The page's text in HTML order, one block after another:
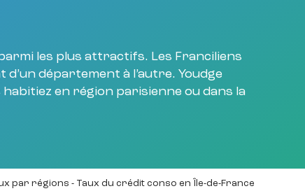
les plus attractifs. Les Franciliens
département à l’autre. Youdge
en région parisienne ou dans la
par régions - Taux du crédit conso en Île-de-France